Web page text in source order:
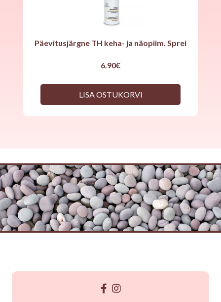
Päevitusjärgne TH keha- ja näopiim. Sprei
6.90€
LISA OSTUKORVI